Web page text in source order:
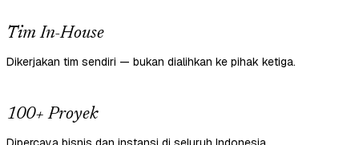
Tim In-House
Dikerjakan tim sendiri — bukan dialihkan ke pihak ketiga.
100+ Proyek